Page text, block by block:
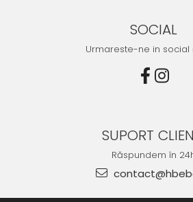
SOCIAL
Urmareste-ne in social
SUPORT
Răspundem în